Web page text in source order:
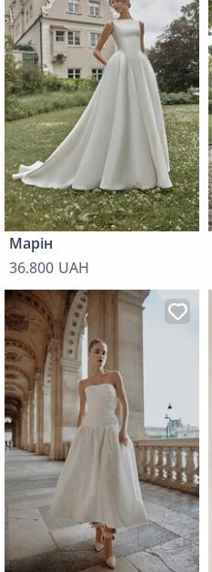
Марін
36.800 UAH